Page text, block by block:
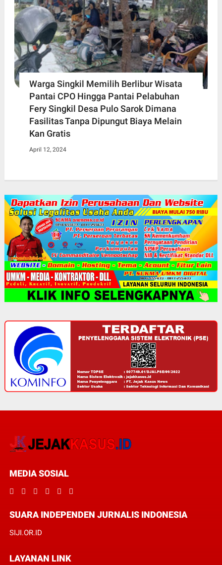
Warga Singkil Memilih Berlibur Wisata
Pantai CPO Hingga Pantai Pelabuhan
Fery Singkil Desa Pulo Sarok Dimana
Fasilitas Tanpa Dipungut Biaya Melain
Kan Gratis
April 12, 2024
MEDIA SOSIAL
SUARA INDEPENDEN JURNALIS INDONESIA
SIJI.OR.ID
LAYANAN LINK